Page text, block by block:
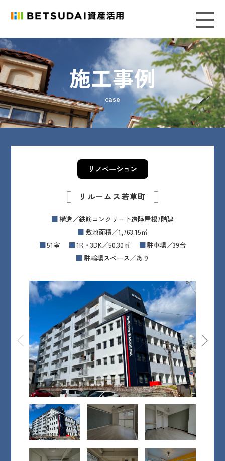
施工事例
case
リノベーション
リルームス若草町
構造／鉄筋コンクリート造陸屋根7階建
敷地面積／1,763.15㎡
51室
1R・3DK／50.30㎡
駐車場／39台
駐輪場スペース／あり